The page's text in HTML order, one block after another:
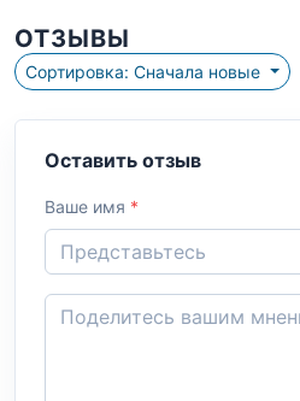
ОТЗЫВЫ
Сортировка: Сначала новые
Оставить отзыв
Ваше имя *